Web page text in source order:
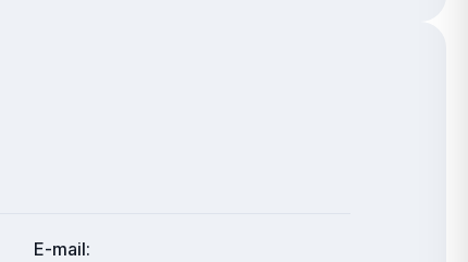
E-mail: